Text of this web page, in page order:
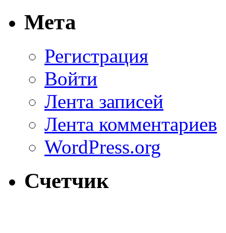
Мета
Регистрация
Войти
Лента записей
Лента комментариев
WordPress.org
Счетчик